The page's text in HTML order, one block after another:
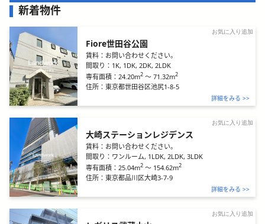
新着物件
お気に入り追加
Fiore世田谷公園
賃料： お問い合わせください。
間取り： 1K, 1DK, 2DK, 2LDK
専有面積：24.20m2 ～ 71.32m2
住所：東京都世田谷区池尻1-8-5
詳細をみる >>
お気に入り追加
大崎ステーションレジデンス
賃料： お問い合わせください。
間取り： ワンルーム, 1LDK, 2LDK, 3LDK
専有面積：25.04m2 ～ 154.62m2
住所：東京都品川区大崎3-7-9
詳細をみる >>
お気に入り追加